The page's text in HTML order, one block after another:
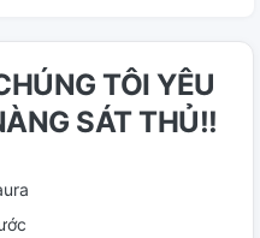
TÔI YÊU
SÁT THỦ!!